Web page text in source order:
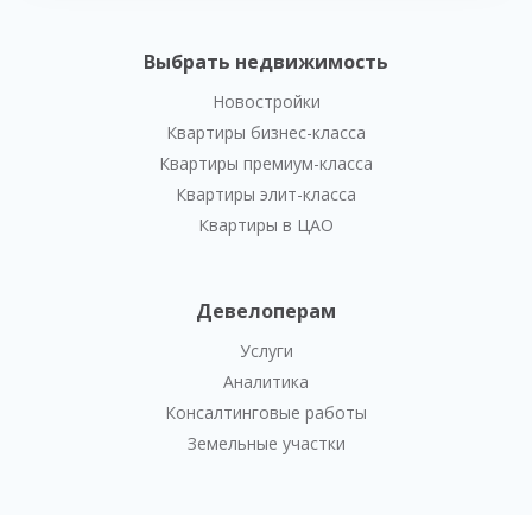
Выбрать недвижимость
Новостройки
Квартиры бизнес-класса
Квартиры премиум-класса
Квартиры элит-класса
Квартиры в ЦАО
Девелоперам
Услуги
Аналитика
Консалтинговые работы
Земельные участки